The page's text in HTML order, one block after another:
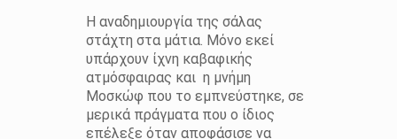
Η αναδημιουργία της σάλας
στάχτη στα μάτια. Μόνο εκεί
υπάρχουν ίχνη καβαφικής
ατμόσφαιρας και η μνήμη
Μοσκώφ που το εμπνεύστηκε, σε
μερικά πράγματα που ο ίδιος
επέλεξε όταν αποφάσισε να